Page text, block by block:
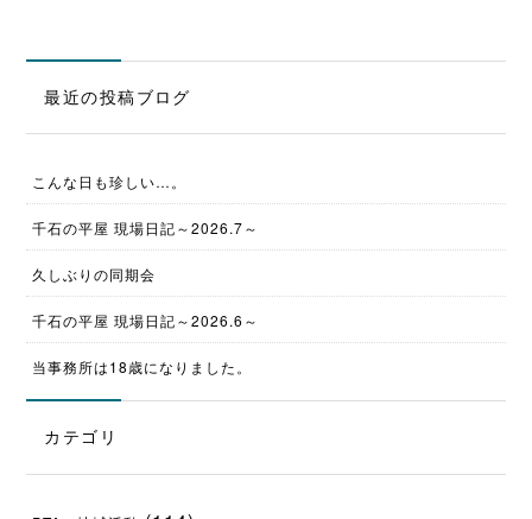
最近の投稿ブログ
こんな日も珍しい…。
千石の平屋 現場日記～2026.7～
久しぶりの同期会
千石の平屋 現場日記～2026.6～
当事務所は18歳になりました。
カテゴリ